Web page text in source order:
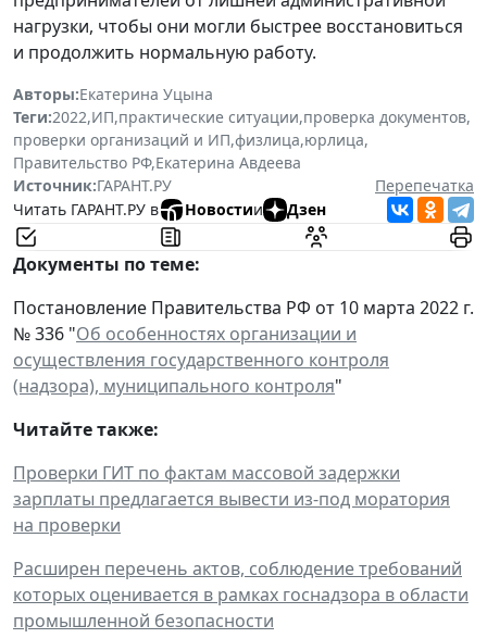
нагрузки, чтобы они могли быстрее восстановиться
и продолжить нормальную работу.
Авторы:Екатерина Уцына
Теги:2022,ИП,практические ситуации,проверка документов,
проверки организаций и ИП,физлица,юрлица,
Правительство РФ,Екатерина Авдеева
Источник:ГАРАНТ.РУ
Перепечатка
Читать ГАРАНТ.РУ в
Новостии Дзен
Документы по теме:
Постановление Правительства РФ от 10 марта 2022 г.
№ 336 "Об особенностях организации и
осуществления государственного контроля
(надзора), муниципального контроля"
Читайте также:
Проверки ГИТ по фактам массовой задержки
зарплаты предлагается вывести из-под моратория
на проверки
Расширен перечень актов, соблюдение требований
которых оценивается в рамках госнадзора в области
промышленной безопасности